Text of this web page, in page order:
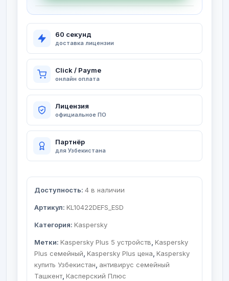
60 секунд
доставка лицензии
Click / Payme
онлайн оплата
Лицензия
официальное ПО
Партнёр
для Узбекистана
Доступность: 4 в наличии
Артикул: KL10422DEFS_ESD
Категория: Kaspersky
Метки: Kaspersky Plus 5 устройств Kaspersky
Plus семейный Kaspersky Plus цена Kaspersky
купить Узбекистан антивирус семейный
Ташкент, Касперский Плюс